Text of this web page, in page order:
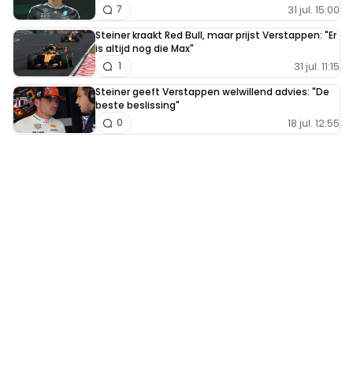
31 jul. 15:00
7
Steiner kraakt Red Bull, maar prijst Verstappen: "Er
is altijd nog die Max"
31 jul. 11:15
1
Steiner geeft Verstappen welwillend advies: "De
beste beslissing"
18 jul. 12:55
0